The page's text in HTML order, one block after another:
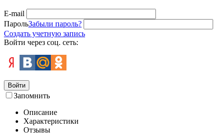
E-mail
ПарольЗабыли пароль?
Создать учетную запись
Войти через соц. сеть:
Войти
Запомнить
Описание
Характеристики
Отзывы